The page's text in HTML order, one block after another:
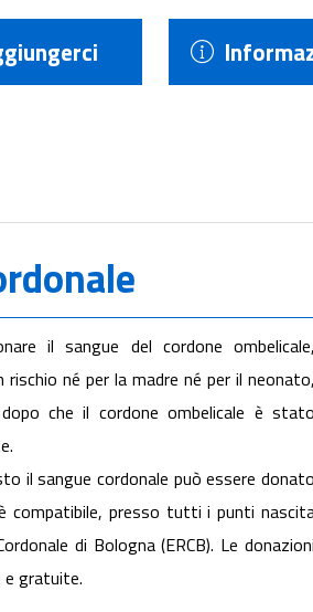
il sangue del cordone ombelicale,
né per la madre né per il neonato,
che il cordone ombelicale è stato
il sangue cordonale può essere donato
compatibile, presso tutti i punti
di Bologna (ERCB). Le donazioni
gratuite.